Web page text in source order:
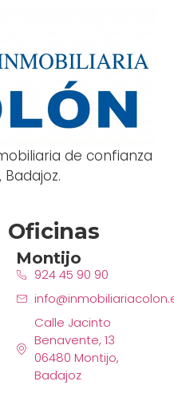
de confianza
Oficinas
Montijo
924 45 90 90
Calle Jacinto
Benavente, 13
06480 Montijo,
Badajoz